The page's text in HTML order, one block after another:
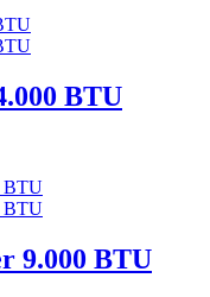
BTU
9.000 BTU